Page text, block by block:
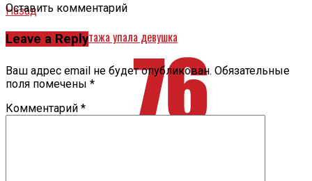
Назад
В Ярославле с 12 этажа упала девушка
Оставить комментарий
Leave a Reply
Ваш адрес email не будет опубликован. Обязательные
поля помечены *
Комментарий *